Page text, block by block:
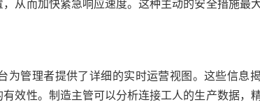
从而加快紧急响应速度。这种主动的安全措施最
为管理者提供了详细的实时运营视图。这些信息
效性。制造主管可以分析连接工人的生产数据，